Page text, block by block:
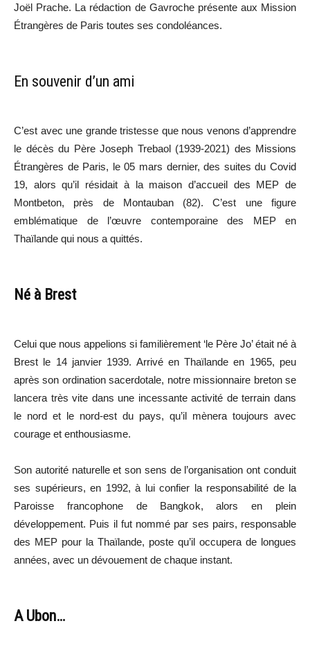
Joël Prache. La rédaction de Gavroche présente aux Mission
Étrangères de Paris toutes ses condoléances.
En souvenir d’un ami
C’est avec une grande tristesse que nous venons d’apprendre
le décès du Père Joseph Trebaol (1939-2021) des Missions
Étrangères de Paris, le 05 mars dernier, des suites du Covid
19, alors qu’il résidait à la maison d’accueil des MEP de
Montbeton, près de Montauban (82). C’est une figure
emblématique de l’œuvre contemporaine des MEP en
Thaïlande qui nous a quittés.
Né à Brest
Celui que nous appelions si familièrement ‘le Père Jo’ était né à
Brest le 14 janvier 1939. Arrivé en Thaïlande en 1965, peu
après son ordination sacerdotale, notre missionnaire breton se
lancera très vite dans une incessante activité de terrain dans
le nord et le nord-est du pays, qu’il mènera toujours avec
courage et enthousiasme.
Son autorité naturelle et son sens de l’organisation ont conduit
ses supérieurs, en 1992, à lui confier la responsabilité de la
Paroisse francophone de Bangkok, alors en plein
développement. Puis il fut nommé par ses pairs, responsable
des MEP pour la Thaïlande, poste qu’il occupera de longues
années, avec un dévouement de chaque instant.
A Ubon…